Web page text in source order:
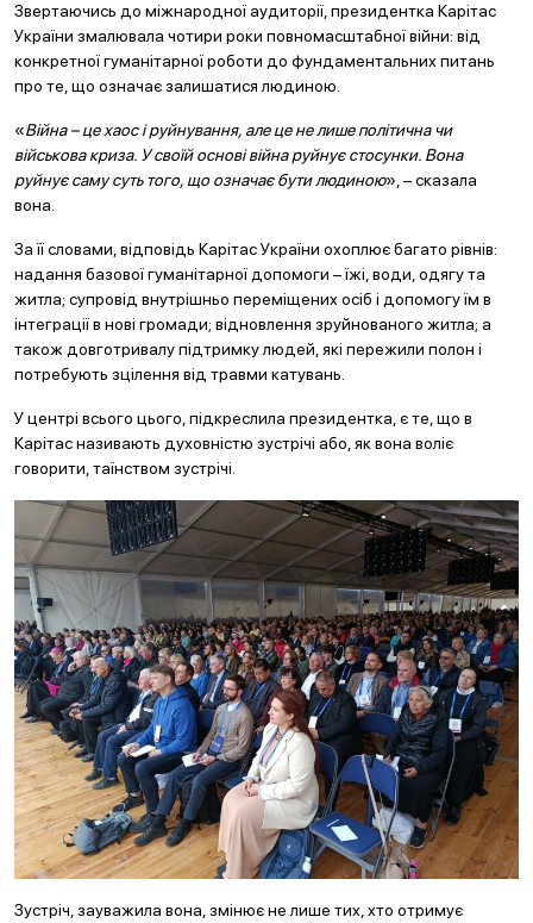
Звертаючись до міжнародної аудиторії, президентка Карітас
України змалювала чотири роки повномасштабної війни: від
конкретної гуманітарної роботи до фундаментальних питань
про те, що означає залишатися людиною.
«Війна – це хаос і руйнування, але це не лише політична чи
військова криза. У своїй основі війна руйнує стосунки. Вона
руйнує саму суть того, що означає бути людиною», – сказала
вона.
За її словами, відповідь Карітас України охоплює багато рівнів:
надання базової гуманітарної допомоги – їжі, води, одягу та
житла; супровід внутрішньо переміщених осіб і допомогу їм в
інтеграції в нові громади; відновлення зруйнованого житла; а
також довготривалу підтримку людей, які пережили полон і
потребують зцілення від травми катувань.
У центрі всього цього, підкреслила президентка, є те, що в
Карітас називають духовністю зустрічі або, як вона воліє
говорити, таїнством зустрічі.
Зустріч, зауважила вона, змінює не лише тих, хто отримує